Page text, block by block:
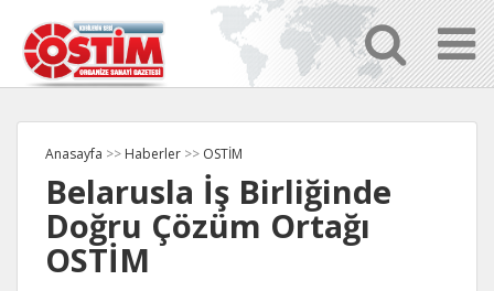
Anasayfa >> Haberler >> OSTİM
Belarusla İş Birliğinde
Doğru Çözüm Ortağı
OSTİM